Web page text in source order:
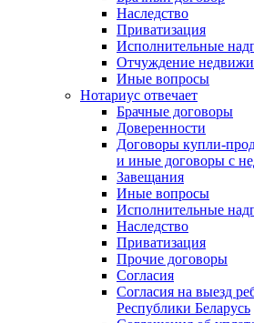
Наследство
Приватизация
Исполнительные
Отчуждение
Иные вопросы
Нотариус отвечает
Брачные договоры
Доверенности
Договоры купли-
и иные договоры с
Завещания
Иные вопросы
Исполнительные
Наследство
Приватизация
Прочие договоры
Согласия
Согласия на выезд
Республики Беларусь